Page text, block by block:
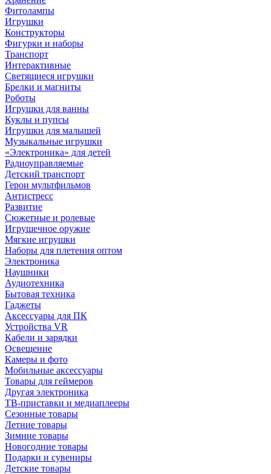
Фитолампы
Игрушки
Конструкторы
Фигурки и наборы
Транспорт
Интерактивные
Светящиеся игрушки
Брелки и магниты
Роботы
Игрушки для ванны
Куклы и пупсы
Игрушки для малышей
Музыкальные игрушки
«Электроника» для детей
Радиоуправляемые
Детский транспорт
Герои мультфильмов
Антистресс
Развитие
Сюжетные и ролевые
Игрушечное оружие
Мягкие игрушки
Наборы для плетения оптом
Электроника
Наушники
Аудиотехника
Бытовая техника
Гаджеты
Аксессуары для ПК
Устройства VR
Кабели и зарядки
Освещение
Камеры и фото
Мобильные аксессуары
Товары для геймеров
Другая электроника
ТВ-приставки и медиаплееры
Сезонные товары
Летние товары
Зимние товары
Новогодние товары
Подарки и сувениры
Детские товары